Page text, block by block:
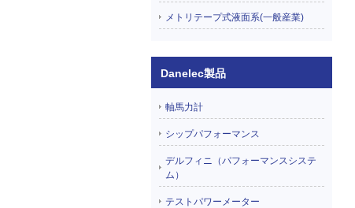
メトリテープ式液面系(一般産業)
Danelec製品
軸馬力計
シップパフォーマンス
デルフィニ（パフォーマンスシステ
ム）
テストパワーメーター